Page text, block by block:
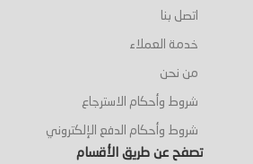
اتصل بنا
خدمة العملاء
من نحن
شروط وأحكام الاسترجاع
شروط وأحكام الدفع الإلكتروني
تصفح عن طريق الأقسام